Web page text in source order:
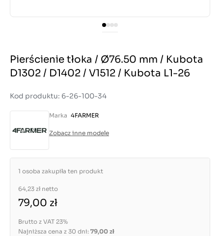
Pierścienie tłoka / Ø76.50 mm / Kubota
D1302 / D1402 / V1512 / Kubota L1-26
Kod produktu: 6-26-100-34
Marka 4FARMER
Zobacz inne modele
1 osoba zakupiła ten produkt
64,23 zł netto
79,00 zł
Brutto z VAT 23%
Najniższa cena z 30 dni: 79,00 zł